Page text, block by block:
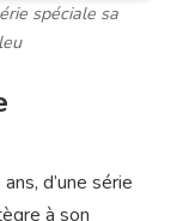
spéciale sa
d’une série
à son